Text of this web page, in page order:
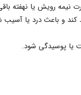
رویش یا نهفته
کند و باعث درد یا
یا پوسیدگی شود.